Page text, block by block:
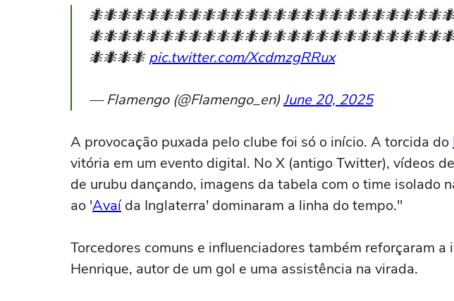
🐜🐜🐜🐜pic.twitter.com/XcdmzgRRux
— Flamengo (@Flamengo_en)June 20, 2025
A provocação puxada pelo clube foi só o início. A torcida do
vitória em um evento digital. No X (antigo Twitter), vídeos
de urubu dançando, imagens da tabela com o time isolado
ao 'Avaída Inglaterra' dominaram a linha do tempo."
Torcedores comuns e influenciadores também reforçaram a
Henrique, autor de um gol e uma assistência na virada.